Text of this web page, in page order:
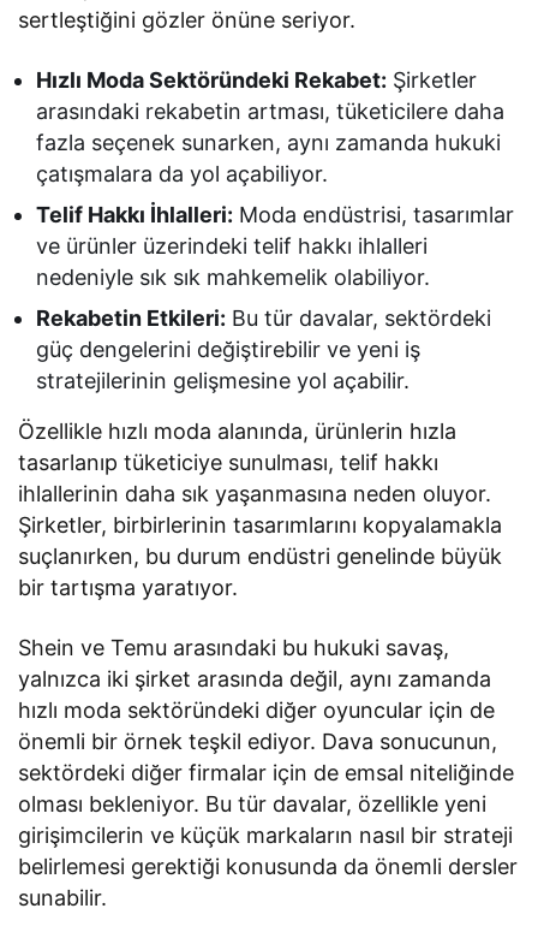
sertleştiğini gözler önüne seriyor.
Hızlı Moda Sektöründeki Rekabet: Şirketler
arasındaki rekabetin artması, tüketicilere daha
fazla seçenek sunarken, aynı zamanda hukuki
çatışmalara da yol açabiliyor.
Telif Hakkı İhlalleri: Moda endüstrisi, tasarımlar
ve ürünler üzerindeki telif hakkı ihlalleri
nedeniyle sık sık mahkemelik olabiliyor.
Rekabetin Etkileri: Bu tür davalar, sektördeki
güç dengelerini değiştirebilir ve yeni iş
stratejilerinin gelişmesine yol açabilir.
Özellikle hızlı moda alanında, ürünlerin hızla
tasarlanıp tüketiciye sunulması, telif hakkı
ihlallerinin daha sık yaşanmasına neden oluyor.
Şirketler, birbirlerinin tasarımlarını kopyalamakla
suçlanırken, bu durum endüstri genelinde büyük
bir tartışma yaratıyor.
Shein ve Temu arasındaki bu hukuki savaş,
yalnızca iki şirket arasında değil, aynı zamanda
hızlı moda sektöründeki diğer oyuncular için de
önemli bir örnek teşkil ediyor. Dava sonucunun,
sektördeki diğer firmalar için de emsal niteliğinde
olması bekleniyor. Bu tür davalar, özellikle yeni
girişimcilerin ve küçük markaların nasıl bir strateji
belirlemesi gerektiği konusunda da önemli dersler
sunabilir.